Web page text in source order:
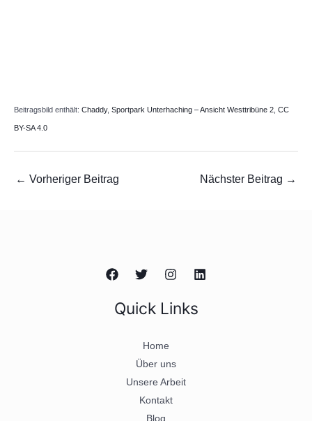
Beitragsbild enthält: Chaddy, Sportpark Unterhaching – Ansicht Westtribüne 2 CC
BY-SA 4.0
← Vorheriger Beitrag Nächster Beitrag →
Quick Links
Home
Über uns
Unsere Arbeit
Kontakt
Blog